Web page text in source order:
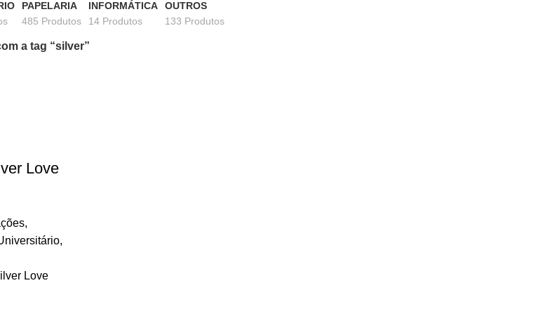
PAPELARIA
485 Produtos
INFORMÁTICA
14 Produtos
OUTROS
133 Produtos
a tag “silver”
Love
,
,
Love